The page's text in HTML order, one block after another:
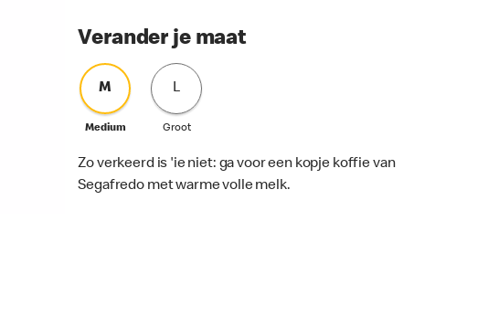
Verander je maat
M
Medium
L
Groot
Zo verkeerd is 'ie niet: ga voor een kopje koffie van
Segafredo met warme volle melk.